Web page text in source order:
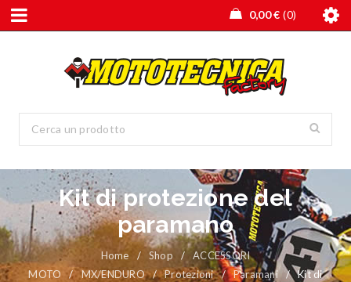
0,00€ 0
Kit di protezione del
paramano
Home / Shop /
ACCESSORI
MOTO
/ MX/ENDURO / Protezioni / Paramani /
Kit di